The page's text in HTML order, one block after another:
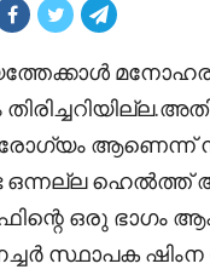
ആണെന്ന്
ഒന്നല്ല ഹെൽത്ത്
ഒരു ഭാഗം
സ്ഥാപക